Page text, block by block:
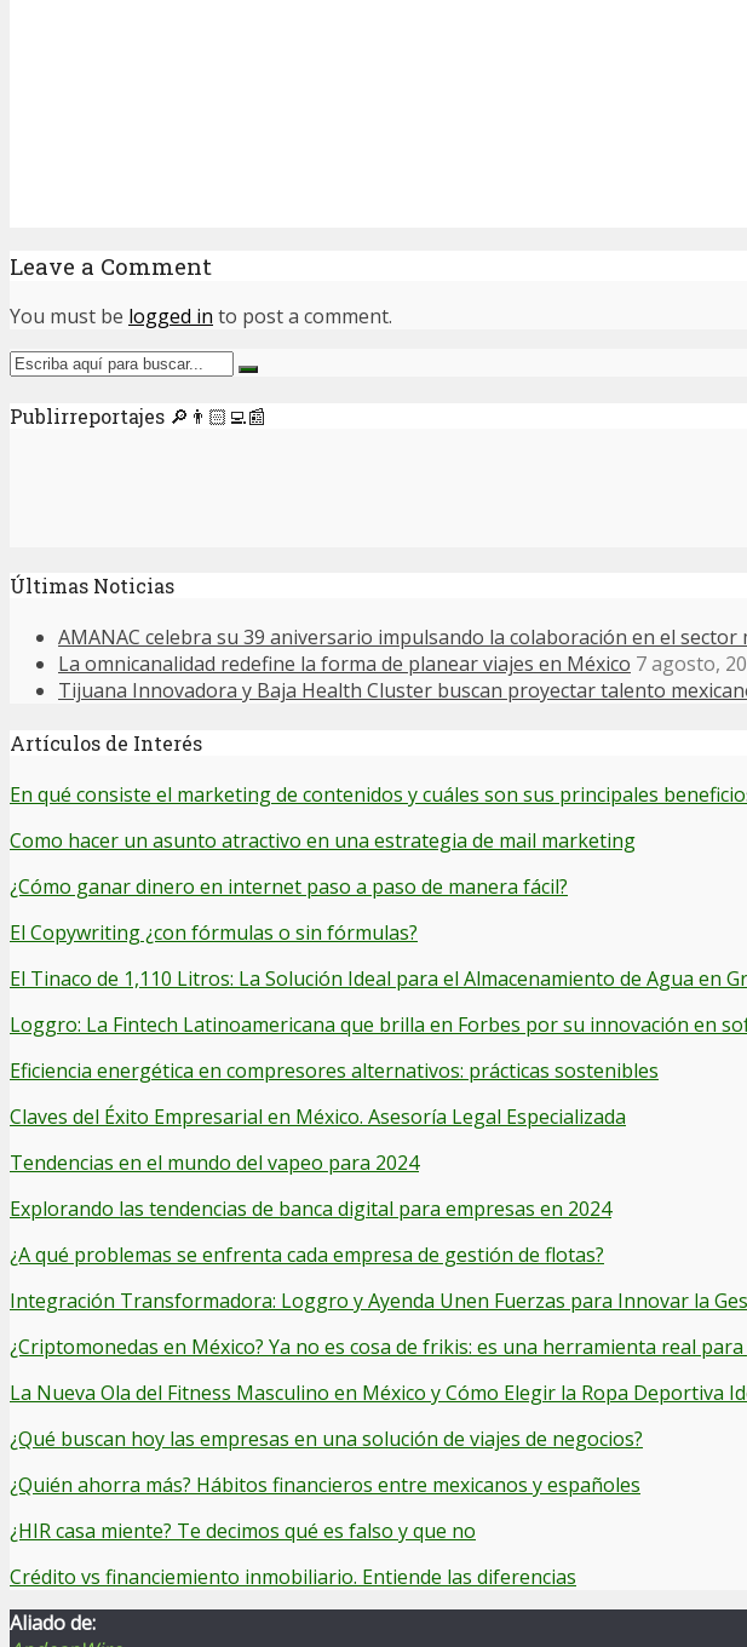
Leave a Comment
You must be logged in to post a comment.
Publirreportajes 🔎👨🏻‍💻📰
Últimas Noticias
AMANAC celebra su 39 aniversario impulsando la colaboración en el sector
La omnicanalidad redefine la forma de planear viajes en México 7 agosto,
Tijuana Innovadora y Baja Health Cluster buscan proyectar talento
Artículos de Interés
En qué consiste el marketing de contenidos y cuáles son sus principales
Como hacer un asunto atractivo en una estrategia de mail marketing
¿Cómo ganar dinero en internet paso a paso de manera fácil?
El Copywriting ¿con fórmulas o sin fórmulas?
El Tinaco de 1,110 Litros: La Solución Ideal para el Almacenamiento de Agua en
Loggro: La Fintech Latinoamericana que brilla en Forbes por su innovación en
Eficiencia energética en compresores alternativos: prácticas sostenibles
Claves del Éxito Empresarial en México. Asesoría Legal Especializada
Tendencias en el mundo del vapeo para 2024
Explorando las tendencias de banca digital para empresas en 2024
¿A qué problemas se enfrenta cada empresa de gestión de flotas?
Integración Transformadora: Loggro y Ayenda Unen Fuerzas para Innovar la
¿Criptomonedas en México? Ya no es cosa de frikis: es una herramienta real
La Nueva Ola del Fitness Masculino en México y Cómo Elegir la Ropa Deportiva
¿Qué buscan hoy las empresas en una solución de viajes de negocios?
¿Quién ahorra más? Hábitos financieros entre mexicanos y españoles
¿HIR casa miente? Te decimos qué es falso y que no
Crédito vs financiemiento inmobiliario. Entiende las diferencias
Aliado de: